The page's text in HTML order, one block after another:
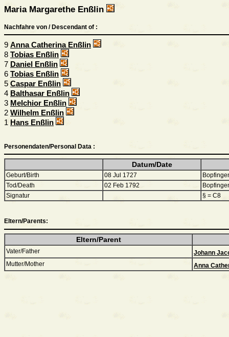
Maria Margarethe Enßlin
Nachfahre von / Descendant of :
9 Anna Catherina Enßlin
8 Tobias Enßlin
7 Daniel Enßlin
6 Tobias Enßlin
5 Caspar Enßlin
4 Balthasar Enßlin
3 Melchior Enßlin
2 Wilhelm Enßlin
1 Hans Enßlin
Personendaten/Personal Data :
Datum/Date
Geburt/Birth 08 Jul 1727
Tod/Death
02 Feb 1792
Signatur
§ = C8
Eltern/Parents:
Eltern/Parent
Vater/Father
Johann
Mutter/Mother
Anna